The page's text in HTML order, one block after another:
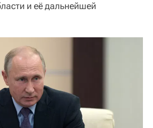
и её дальнейшей